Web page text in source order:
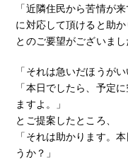
「近隣住民から苦情が
に対応して頂けると助か
とのご要望がございまし
「それは急いだほうが
「本日でしたら、予定
ますよ。」
とご提案したところ、
「それは助かります。
うか？」